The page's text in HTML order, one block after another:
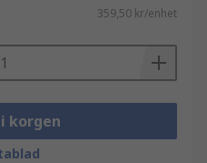
förlängningskablar
vårt eget varumärke.
säkerhet och
val för
359,50 kr/enhet
korgen